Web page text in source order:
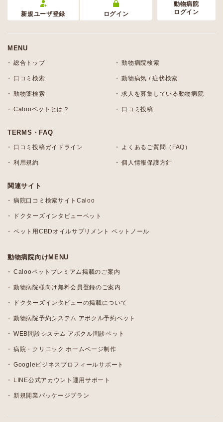
新規ユーザ登録 ログイン
動物病院
ログイン
MENU
総合トップ 動物病院検索
口コミ検索 動物病気 / 症状検索
動物薬検索 求人を募集している動物病院
Calooペットとは？ 口コミ投稿
TERMS・FAQ
口コミ投稿ガイドライン よくあるご質問（FAQ）
利用規約 個人情報保護方針
関連サイト
病院口コミ検索サイトCaloo
ドクターズインタビューペット
ペット用CBDオイルサプリメント ペットノール
動物病院向けMENU
Calooペットプレミアム掲載のご案内
動物病院様向け無料会員登録のご案内
ドクターズインタビューの掲載について
動物病院予約システム アポクル予約ペット
WEB問診システム アポクル問診ペット
病院・クリニック ホームページ制作
Googleビジネスプロフィールサポート
LINE公式アカウント運用サポート
新規開業パッケージプラン